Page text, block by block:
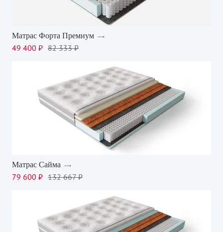
Матрас Форта Премиум
49 400 ₽ 82 333 ₽
Матрас Сайма
79 600 ₽ 132 667 ₽